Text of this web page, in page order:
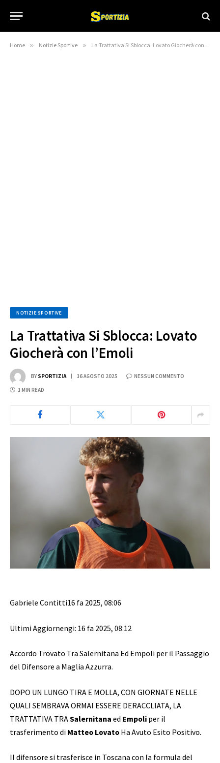
Home » Notizie Sportive » La Trattativa Si Sblocca: Lovato Giocherà con l’Emoli
NOTIZIE SPORTIVE
La Trattativa Si Sblocca: Lovato
Giocherà con l’Emoli
BY SPORTIZIA 16 AGOSTO 2025 NESSUN COMMENTO
1 MIN READ
Gabriele Contitti16 fa 2025, 08:06
Ultimi Aggiornengi: 16 fa 2025, 08:12
Accordo Trovato Tra Salernitana Ed Empoli per il Passaggio
del Difensore a Maglia Azzurra.
DOPO UN LUNGO TIRA E MOLLA, CON GIORNATE NELLE
QUALI SEMBRAVA ORMAI ESSERE DERACCLIATA, LA
TRATTATIVA TRASalernitana ed Empoli per il
trasferimento di Matteo Lovato Ha Avuto Esito Positivo.
Il difensore si trasferisce in Toscana con la formula del